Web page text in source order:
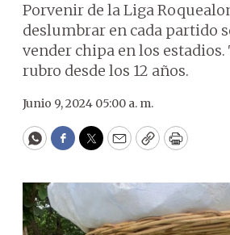
Porvenir de la Liga
deslumbrar en cada partido
vender chipa en los estadios.
rubro desde los 12 años.
Junio 9, 2024 05:00 a. m.
WhatsApp
Facebook
Twitter
EmailCopyPrint